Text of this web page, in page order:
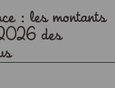
: les montants
2026 des